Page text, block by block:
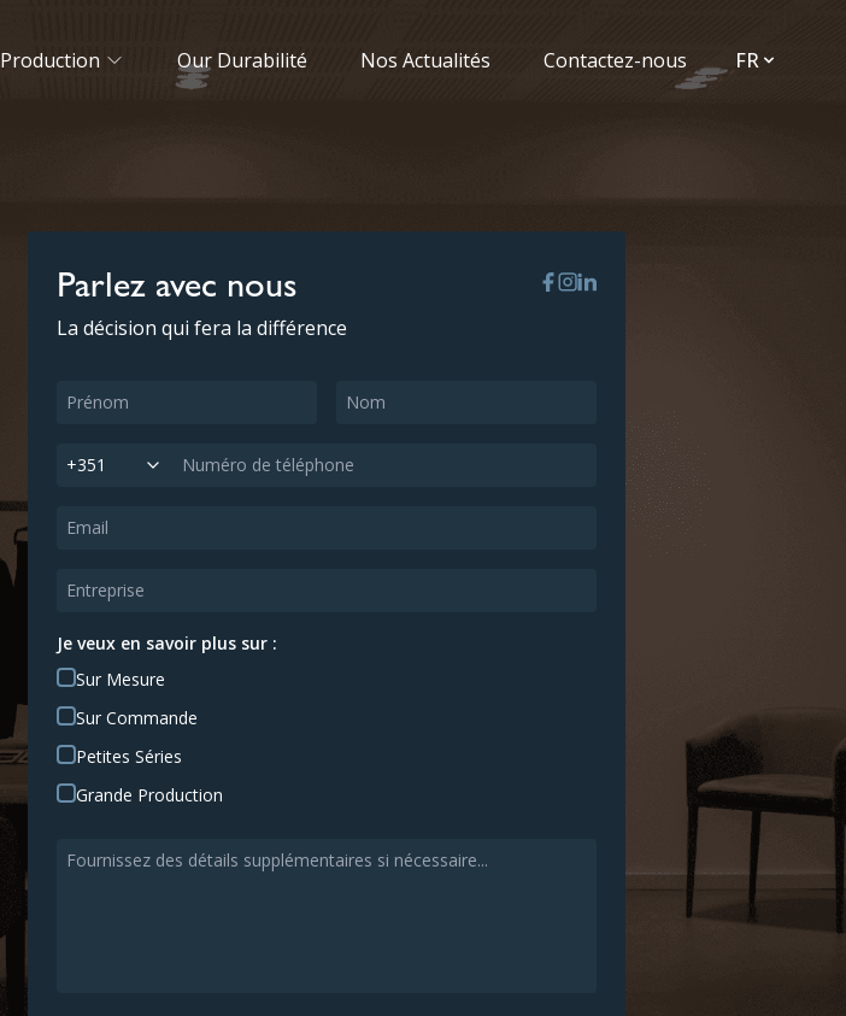
Production Our Durabilité Nos Actualités Contactez-nous FR
Parlez avec nous
La décision qui fera la différence
+351
Je veux en savoir plus sur :
Sur Mesure
Sur Commande
Petites Séries
Grande Production